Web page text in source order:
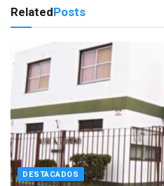
RelatedPosts
DESTACADOS